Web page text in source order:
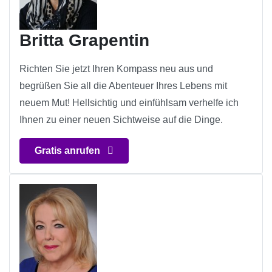
Britta Grapentin
Richten Sie jetzt Ihren Kompass neu aus und
begrüßen Sie all die Abenteuer Ihres Lebens mit
neuem Mut! Hellsichtig und einfühlsam verhelfe ich
Ihnen zu einer neuen Sichtweise auf die Dinge.
Gratis anrufen